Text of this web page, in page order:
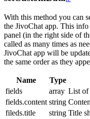
With this method you can
the JivoChat app. This
panel (in the right side of
called as many times as
JivoChat app will be
the same order as they
Name Type
fields
array List of
fields.content string
fileds.title
string Title